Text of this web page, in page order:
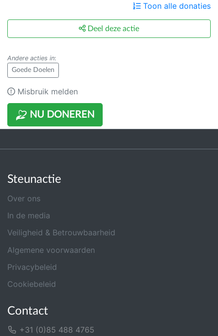
NU DONEREN
Toon alle donaties
Deel deze actie
Andere acties in:
Goede Doelen
Misbruik melden
Steunactie
Over ons
In de media
Veiligheid & Betrouwbaarheid
Algemene voorwaarden
Privacybeleid
Cookiebeleid
Contact
+31 (0)85 488 4765